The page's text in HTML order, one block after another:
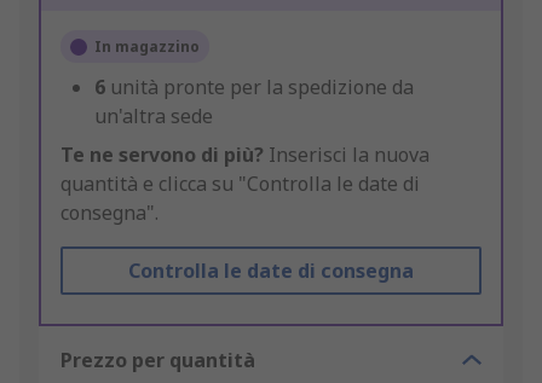
In magazzino
6 unità pronte per la spedizione da
un'altra sede
Te ne servono di più? Inserisci la nuova
quantità e clicca su "Controlla le date di
consegna".
Controlla le date di consegna
Prezzo per quantità